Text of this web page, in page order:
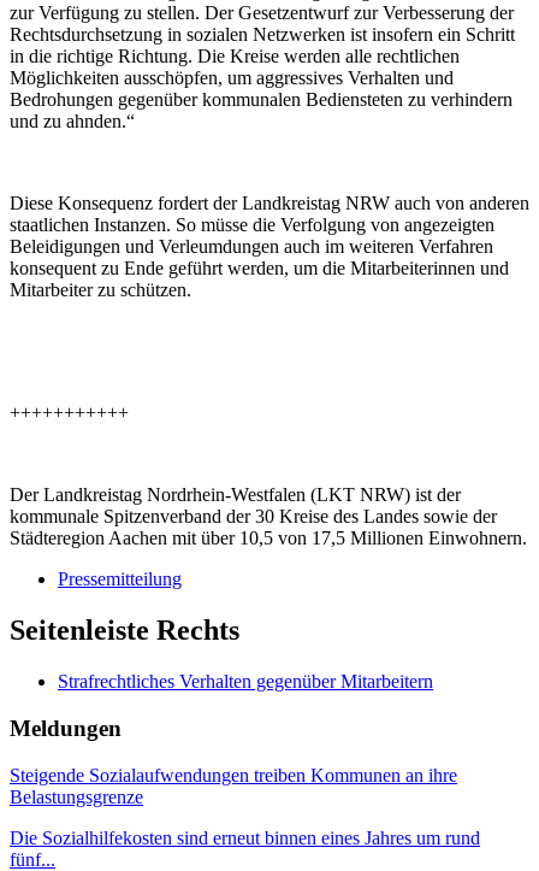
zur Verfügung zu stellen. Der Gesetzentwurf zur Verbesserung der
Rechtsdurchsetzung in sozialen Netzwerken ist insofern ein Schritt
in die richtige Richtung. Die Kreise werden alle rechtlichen
Möglichkeiten ausschöpfen, um aggressives Verhalten und
Bedrohungen gegenüber kommunalen Bediensteten zu verhindern
und zu ahnden.“
Diese Konsequenz fordert der Landkreistag NRW auch von anderen
staatlichen Instanzen. So müsse die Verfolgung von angezeigten
Beleidigungen und Verleumdungen auch im weiteren Verfahren
konsequent zu Ende geführt werden, um die Mitarbeiterinnen und
Mitarbeiter zu schützen.
+++++++++++
Der Landkreistag Nordrhein-Westfalen (LKT NRW) ist der
kommunale Spitzenverband der 30 Kreise des Landes sowie der
Städteregion Aachen mit über 10,5 von 17,5 Millionen Einwohnern.
Pressemitteilung
Seitenleiste Rechts
Strafrechtliches Verhalten gegenüber Mitarbeitern
Meldungen
Steigende Sozialaufwendungen treiben Kommunen an ihre
Belastungsgrenze
Die Sozialhilfekosten sind erneut binnen eines Jahres um rund
fünf...